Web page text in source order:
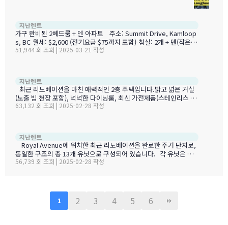
기 (In-suite) • EV 충전 주차 1대 포함 • 가구 포함/미포함 선택
가능 ● 주변 시설 •…
지난렌트
가구 완비된 2베드룸 + 덴 아파트 주소: Summit Drive, Kamloop
s, BC 월세: $2,600 (전기요금 $75까지 포함) 침실: 2개 + 덴(작은
방) 욕실: 1개 면적: 약 1,100평방피트 주차: 전용 주차 공간 포함 특
TCC, Sahali 초등학교, 쇼핑몰, 산책로 도보 거리아파트 바로 앞에
버스 정류장 – TRU까지 직행 추가 정보:금연, 금연기기 사용 금지,
반려동물 및 파티 금지WiFi 포함참고인 정보 및 보증금 필수최대 입
주 인원: 2명 …
51,944 회 조회 | 2025-03-21 작성
지난렌트
최근 리노베이션을 마친 매력적인 2층 주택입니다.밝고 넓은 거실
(노출 빔 천장 포함), 넉넉한 다이닝룸, 최신 가전제품(스테인리스 컨
벡션 오븐 및 식기세척기 포함)이 갖춰진 주방이 특징입니다. 주택
land Hospital, 쇼핑몰, 대중교통, TRU까지 불과 몇 분 거리 ? 반려
동물 불가
63,132 회 조회 | 2025-02-28 작성
지난렌트
Royal Avenue에 위치한 최근 리노베이션을 완료한 주거 단지로,
동일한 구조의 총 13개 유닛으로 구성되어 있습니다. 각 유닛은 전
용 출입문과 1대의 전용 주차 공간을 갖추고 있습니다. 유닛 특징:
스러운 와이드 플랭크 비닐 우드 바닥재 새 욕조 및 욕실 마감재 적용
56,739 회 조회 | 2025-02-28 작성
1 2 3 4 5 6